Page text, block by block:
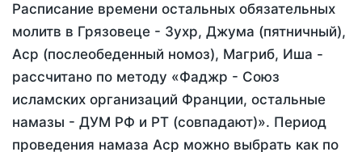
Расписание времени остальных обязательных
молитв в Грязовеце - Зухр, Джума (пятничный),
Аср (послеобеденный номоз), Магриб, Иша -
рассчитано по методу «Фаджр - Союз
исламских организаций Франции, остальные
намазы - ДУМ РФ и РТ (совпадают)». Период
проведения намаза Аср можно выбрать как по